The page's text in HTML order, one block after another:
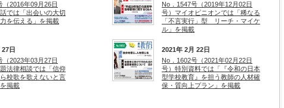
（2016年09月26日
では「出会いの大切
を伝える」を掲載
No．1547号（2019年12月02日
号）マイオピニオンでは「稀なる
「不言実行」型 リーチ・マイケ
ル」を掲載
日
（2023年03月27日
法律相談では「信仰
ら校歌を歌えないと言
掲載
2021年 2月 22日
No．1602号（2021年02月22日
号）特別資料では「『令和の日本
型学校教育』を担う教師の人材確
保・質向上プラン」を掲載